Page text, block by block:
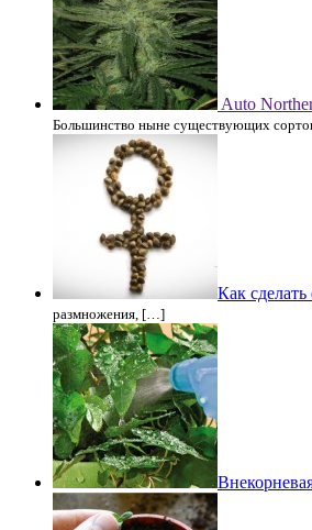
Auto
Большинство ныне существующих
Как
размножения, […]